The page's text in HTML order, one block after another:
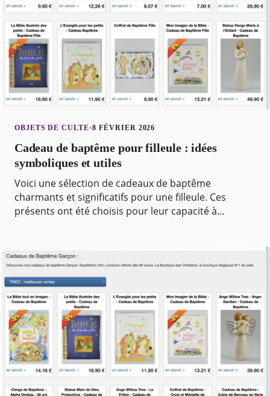
OBJETS DE CULTE·8 FÉVRIER 2026
Cadeau de baptême pour filleule : idées
symboliques et utiles
Voici une sélection de cadeaux de baptême
charmants et significatifs pour une filleule. Ces
présents ont été choisis pour leur capacité à